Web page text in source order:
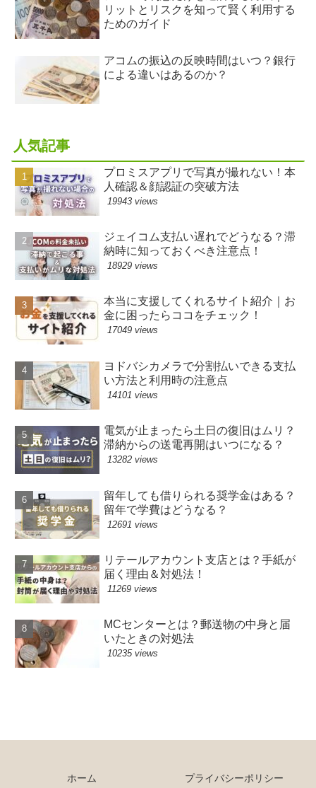
リットとリスクを知って賢く利用する
ためのガイド
アコムの振込の反映時間はいつ？銀行
による違いはあるのか？
人気記事
プロミスアプリで写真が撮れない！本
人確認＆顔認証の突破方法
19943 views
ジェイコム支払い遅れでどうなる？滞
納時に知っておくべき注意点！
18929 views
本当に支援してくれるサイト紹介｜お
金に困ったらココをチェック！
17049 views
ヨドバシカメラで分割払いできる支払
い方法と利用時の注意点
14101 views
電気が止まったら土日の復旧はムリ？
滞納からの送電再開はいつになる？
13282 views
留年しても借りられる奨学金はある？
留年で学費はどうなる？
12691 views
リテールアカウント支店とは？手紙が
届く理由＆対処法！
11269 views
MCセンターとは？郵送物の中身と届
いたときの対処法
10235 views
ホーム プライバシーポリシー